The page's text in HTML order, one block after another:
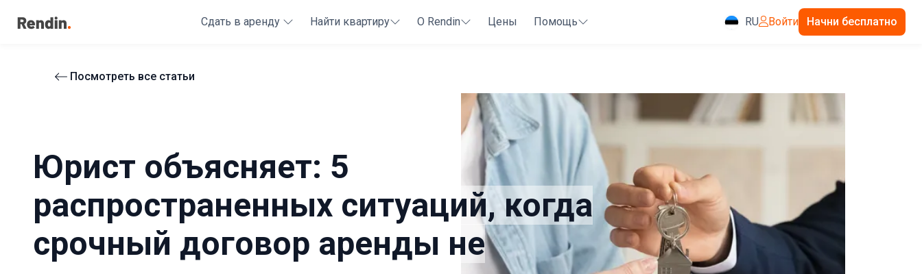
Сдать в аренду Найти квартиру О Rendin Цены Помощь RU Войти Начни бесплатно
Посмотреть все статьи
Юрист объясняет: 5
распространенных ситуаций, когда
срочный договор аренды не